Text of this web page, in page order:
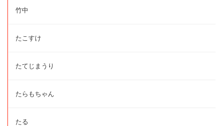
竹中
たこすけ
たてじまうり
たらもちゃん
たる